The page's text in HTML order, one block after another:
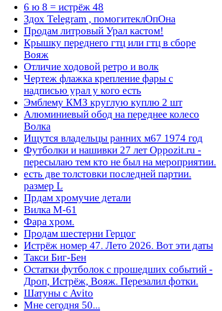
6 ю 8 = истрёж 48
Здох Telegram , помогитеклОпОна
Продам литровый Урал кастом!
Крышку переднего гтц или гтц в сборе
Вояж
Отличие ходовой ретро и волк
Чертеж флажка крепление фары с
надписью урал у кого есть
Эмблему КМЗ круглую куплю 2 шт
Алюминиевый обод на переднее колесо
Волка
Ищутся владельцы ранних м67 1974 год
Футболки и нашивки 27 лет Oppozit.ru -
пересылаю тем кто не был на мероприятии.
есть две толстовки последней партии.
размер L
Прдам хромучие детали
Вилка М-61
Фара хром.
Продам шестерни Герцог
Истрёж номер 47. Лето 2026. Вот эти даты
Такси Биг-Бен
Остатки футболок с прошедших событий -
Дроп, Истрёж, Вояж. Перезалил фотки.
Шатуны с Avito
Мне сегодня 50...